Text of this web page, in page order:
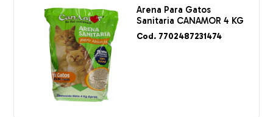
Arena Para Gatos
Sanitaria CANAMOR 4 KG
Cod. 7702487231474